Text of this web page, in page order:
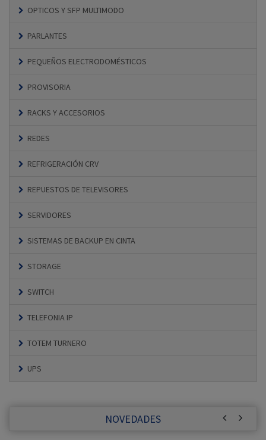
OPTICOS Y SFP MULTIMODO
PARLANTES
PEQUEÑOS ELECTRODOMÉSTICOS
PROVISORIA
RACKS Y ACCESORIOS
REDES
REFRIGERACIÓN CRV
REPUESTOS DE TELEVISORES
SERVIDORES
SISTEMAS DE BACKUP EN CINTA
STORAGE
SWITCH
TELEFONIA IP
TOTEM TURNERO
UPS
NOVEDADES